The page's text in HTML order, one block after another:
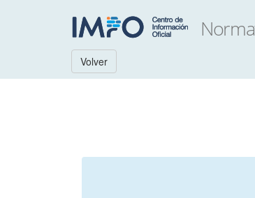
Volver